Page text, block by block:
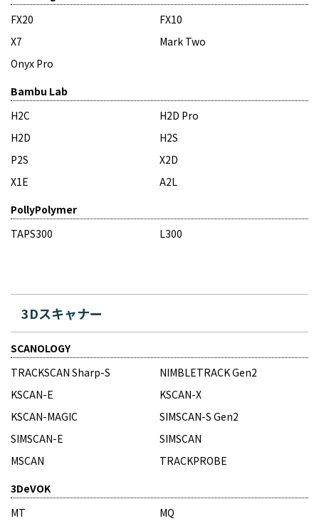
FX20
FX10
X7
Mark Two
Onyx Pro
Bambu Lab
H2C
H2D Pro
H2D
H2S
P2S
X2D
X1E
A2L
PollyPolymer
TAPS300
L300
3Dスキャナー
SCANOLOGY
TRACKSCAN Sharp-S
NIMBLETRACK Gen2
KSCAN-E
KSCAN-X
KSCAN-MAGIC
SIMSCAN-S Gen2
SIMSCAN-E
SIMSCAN
MSCAN
TRACKPROBE
3DeVOK
MT
MQ